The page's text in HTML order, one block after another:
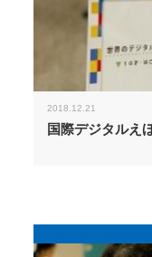
2018.12.21
国際デジタルえ